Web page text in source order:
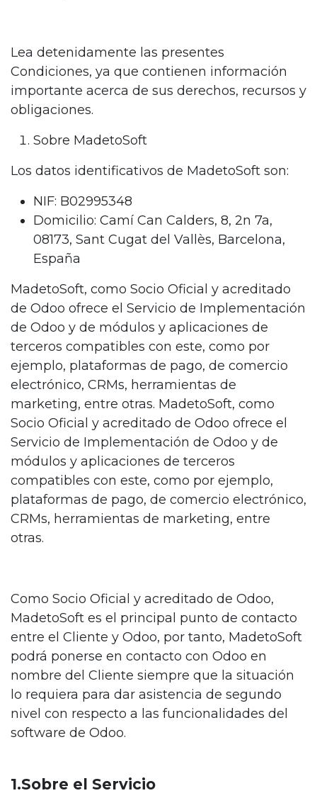
Lea detenidamente las presentes
Condiciones, ya que contienen información
importante acerca de sus derechos, recursos y
obligaciones.
Sobre MadetoSoft
Los datos identificativos de MadetoSoft son:
NIF: B02995348
Domicilio: Camí Can Calders, 8, 2n 7a,
08173, Sant Cugat del Vallès, Barcelona,
España
MadetoSoft, como Socio Oficial y acreditado
de Odoo ofrece el Servicio de Implementación
de Odoo y de módulos y aplicaciones de
terceros compatibles con este, como por
ejemplo, plataformas de pago, de comercio
electrónico, CRMs, herramientas de
marketing, entre otras. MadetoSoft, como
Socio Oficial y acreditado de Odoo ofrece el
Servicio de Implementación de Odoo y de
módulos y aplicaciones de terceros
compatibles con este, como por ejemplo,
plataformas de pago, de comercio electrónico,
CRMs, herramientas de marketing, entre
otras.
Como Socio Oficial y acreditado de Odoo,
MadetoSoft es el principal punto de contacto
entre el Cliente y Odoo, por tanto, MadetoSoft
podrá ponerse en contacto con Odoo en
nombre del Cliente siempre que la situación
lo requiera para dar asistencia de segundo
nivel con respecto a las funcionalidades del
software de Odoo.
1.Sobre el Servicio